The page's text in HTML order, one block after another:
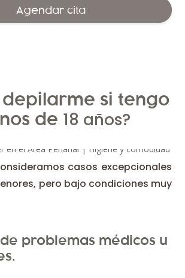
Agendar cita
depilarme si tengo
de 18 años?
casos excepcionales
pero bajo condiciones muy
problemas médicos u